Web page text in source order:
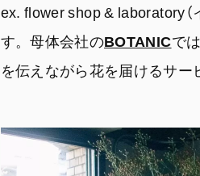
ex. flower shop & laboratory
す。母体会社のBOTANICで
を伝えながら花を届けるサー